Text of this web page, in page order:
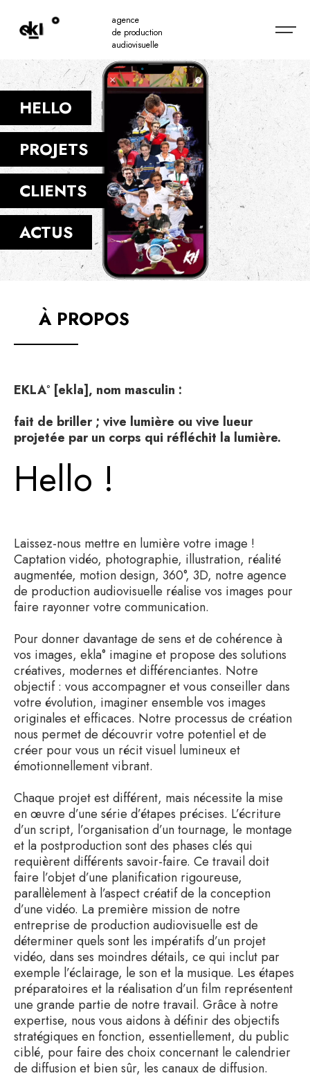
agence
de production
audiovisuelle
HELLO
PROJETS
CLIENTS
ACTUS
À PROPOS
EKLA° [ekla], nom masculin :
fait de briller ; vive lumière ou vive lueur
projetée par un corps qui réfléchit la lumière.
Hello !
Laissez-nous mettre en lumière votre image !
Captation vidéo, photographie, illustration, réalité
augmentée, motion design, 360°, 3D, notre agence
de production audiovisuelle réalise vos images pour
faire rayonner votre communication.
Pour donner davantage de sens et de cohérence à
vos images, ekla° imagine et propose des solutions
créatives, modernes et différenciantes. Notre
objectif : vous accompagner et vous conseiller dans
votre évolution, imaginer ensemble vos images
originales et efficaces. Notre processus de création
nous permet de découvrir votre potentiel et de
créer pour vous un récit visuel lumineux et
émotionnellement vibrant.
Chaque projet est différent, mais nécessite la mise
en œuvre d’une série d’étapes précises. L’écriture
d’un script, l’organisation d’un tournage, le montage
et la postproduction sont des phases clés qui
requièrent différents savoir-faire. Ce travail doit
faire l’objet d’une planification rigoureuse,
parallèlement à l’aspect créatif de la conception
d’une vidéo. La première mission de notre
entreprise de production audiovisuelle est de
déterminer quels sont les impératifs d’un projet
vidéo, dans ses moindres détails, ce qui inclut par
exemple l’éclairage, le son et la musique. Les étapes
préparatoires et la réalisation d’un film représentent
une grande partie de notre travail. Grâce à notre
expertise, nous vous aidons à définir des objectifs
stratégiques en fonction, essentiellement, du public
ciblé, pour faire des choix concernant le calendrier
de diffusion et bien sûr, les canaux de diffusion.